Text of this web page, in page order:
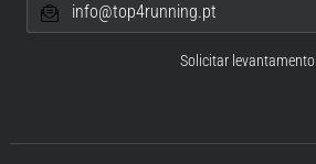
info@top4running.pt
Solicitar levantamento